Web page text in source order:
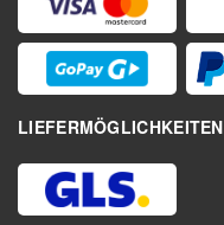
LIEFERMÖGLICHKEITEN